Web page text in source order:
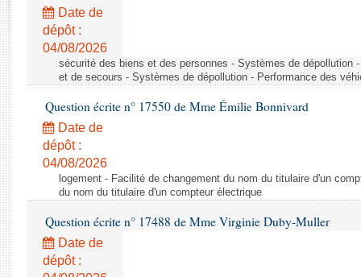
Rapports législatifs
Rapports sur l'application des lois
Baromètre de l’application des lois
Dossiers législatifs
Budget et sécurité sociale
Questions écrites et orales
Comptes rendus des débats
Date de
dépôt :
04/08/2026
sécurité des biens et des personnes - Systèmes de dépollution
et de secours - Systèmes de dépollution - Performance des
Question écrite n° 17550 de Mme Émilie Bonnivard
Date de
dépôt :
04/08/2026
logement - Facilité de changement du nom du titulaire d'un
du nom du titulaire d'un compteur électrique
Question écrite n° 17488 de Mme Virginie Duby-Muller
Date de
dépôt :